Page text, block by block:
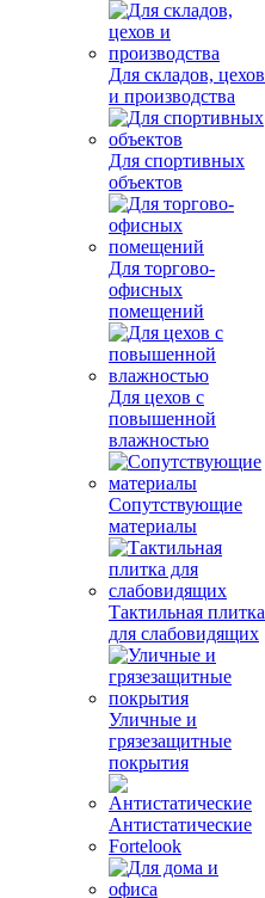
Для складов, цехов
и производства
Для спортивных
объектов
Для торгово-
офисных
помещений
Для цехов с
повышенной
влажностью
Сопутствующие
материалы
Тактильная плитка
для слабовидящих
Уличные и
грязезащитные
покрытия
Антистатические
Fortelook